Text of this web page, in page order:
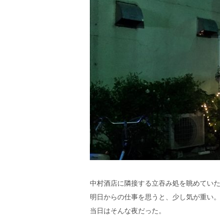
中村酒店に隣接する立吞み処を眺めてい
明日からの仕事を思うと、少し気が重い。
当日はそんな夜だった。